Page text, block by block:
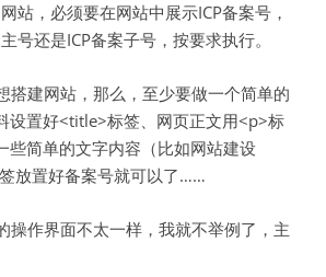
站，必须要在网站中展示ICP备案号，
号还是ICP备案子号，按要求执行。
搭建网站，那么，至少要做一个简单的
设置好<title>标签、网页正文用<p>标
些简单的文字内容（比如网站建设
放置好备案号就可以了……
操作界面不太一样，我就不举例了，主